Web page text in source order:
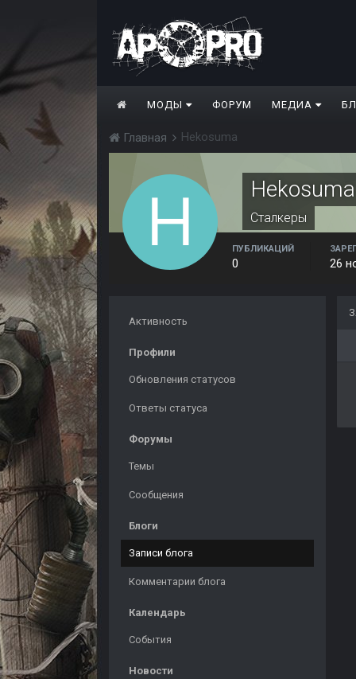
МОДЫ ФОРУМ МЕДИА
Главная Hekosuma
Hekosuma
Сталкеры
ПУБЛИКАЦИЙ
0 26
Активность
Профили
Обновления статусов
Ответы статуса
Форумы
Темы
Сообщения
Блоги
Записи блога
Комментарии блога
Календарь
События
Новости